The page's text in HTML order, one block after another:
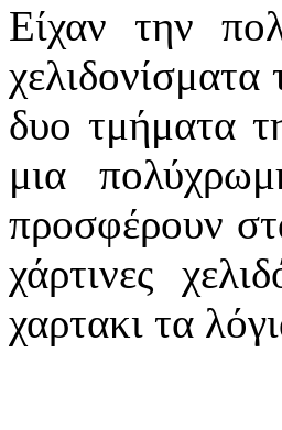
Είχαν την
δυο τμήματα
μια
προσφέρουν
χάρτινες
χαρτακι τα